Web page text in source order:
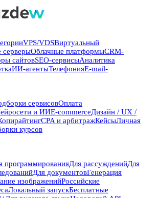
VPS/VDSВиртуальный
серверыОблачные платформыCRM-
сайтовSEO-сервисыАналитика
ИИ-агентыТелефонияE-mail-
сервисовОплата
и ИИE-commerceДизайн / UX /
CPA и арбитражКейсыЛичная
курсов
программированияДля рассужденийДля
Для документовГенерация
изображенийРоссийские
Локальный запускБесплатные